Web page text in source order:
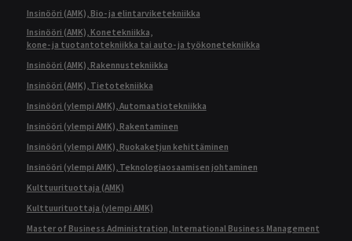
Insinööri (AMK), Bio- ja elintarviketekniikka
Insinööri (AMK), Konetekniikka,
kone- ja tuotantotekniikka tai auto- ja työkonetekniikka
Insinööri (AMK), Rakennustekniikka
Insinööri (AMK), Tietotekniikka
Insinööri (ylempi AMK), Automaatiotekniikka
Insinööri (ylempi AMK), Rakentaminen
Insinööri (ylempi AMK), Ruokaketjun kehittäminen
Insinööri (ylempi AMK), Teknologiaosaamisen johtaminen
Kulttuurituottaja (AMK)
Kulttuurituottaja (ylempi AMK)
Master of Business Administration, International Business Management